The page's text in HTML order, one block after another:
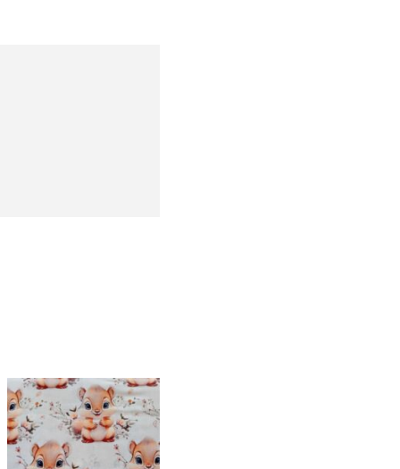
Tecidos esquilos